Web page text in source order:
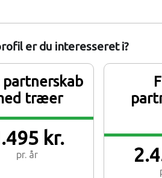
er du interesseret i?
partnerskab
træer
kr.
pr. år